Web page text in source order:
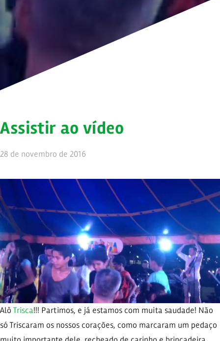
Assistir ao vídeo
28 de novembro de 2016
AlôTrisca!!! Partimos, e já estamos com muita saudade! Não
só Triscaram os nossos corações, como marcaram um pedaço